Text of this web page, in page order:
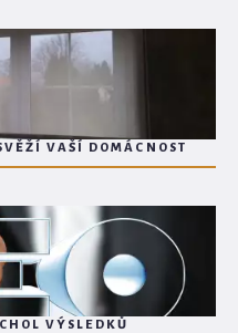
VAŠÍ DOMÁCNOST
VÝSLEDKŮ